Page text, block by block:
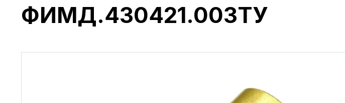
ФИМД.430421.003ТУ